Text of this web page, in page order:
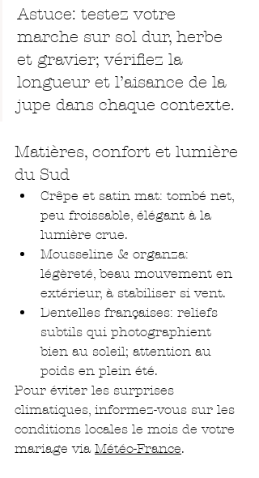
Astuce: testez votre
marche sur sol dur, herbe
et gravier; vérifiez la
longueur et l’aisance de la
jupe dans chaque contexte.
Matières, confort et lumière
du Sud
Crêpe et satin mat: tombé net,
peu froissable, élégant à la
lumière crue.
Mousseline & organza:
légèreté, beau mouvement en
extérieur, à stabiliser si vent.
Dentelles françaises: reliefs
subtils qui photographient
bien au soleil; attention au
poids en plein été.
Pour éviter les surprises
climatiques, informez-vous sur les
conditions locales le mois de votre
mariage via Météo-France.